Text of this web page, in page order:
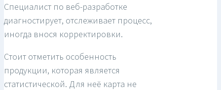
Специалист по веб-разработке
диагностирует, отслеживает процесс,
иногда внося корректировки.
Стоит отметить особенность
продукции, которая является
статистической. Для неё карта не